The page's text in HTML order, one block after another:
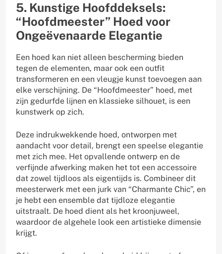
5. Kunstige Hoofddeksels:
“Hoofdmeester” Hoed voor
Ongeëvenaarde Elegantie
Een hoed kan niet alleen bescherming bieden
tegen de elementen, maar ook een outfit
transformeren en een vleugje kunst toevoegen aan
elke verschijning. De “Hoofdmeester” hoed, met
zijn gedurfde lijnen en klassieke silhouet, is een
kunstwerk op zich.
Deze indrukwekkende hoed, ontworpen met
aandacht voor detail, brengt een speelse elegantie
met zich mee. Het opvallende ontwerp en de
verfijnde afwerking maken het tot een accessoire
dat zowel tijdloos als eigentijds is. Combineer dit
meesterwerk met een jurk van “Charmante Chic”, en
je hebt een ensemble dat tijdloze elegantie
uitstraalt. De hoed dient als het kroonjuweel,
waardoor de algehele look een artistieke dimensie
krijgt.